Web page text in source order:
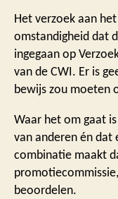
Het verzoek aan
omstandigheid dat
ingegaan op
van de CWI. Er is
bewijs zou moeten
Waar het om gaat
van anderen én dat
combinatie maakt
beoordelen.